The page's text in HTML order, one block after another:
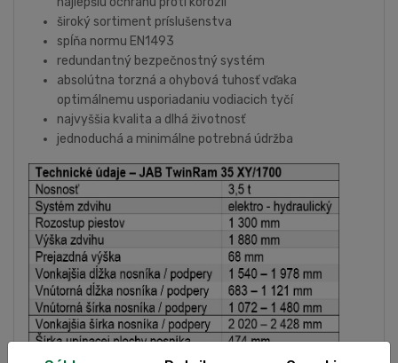
široký sortiment príslušenstva
spĺňa normu EN1493
redundantný bezpečnostný systém
absolútna torzná a ohybová tuhosť vďaka
optimálnemu usporiadaniu vodiacich tyčí
najvyššia kvalita a dlhá životnosť
jednoduchá a minimálne potrebná údržba